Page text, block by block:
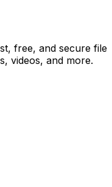
free, and secure file
videos, and more.